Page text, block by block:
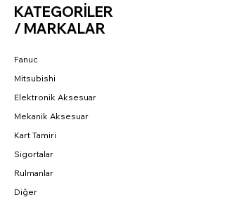
KATEGORİLER
/ MARKALAR
Fanuc
Mitsubishi
Elektronik Aksesuar
Mekanik Aksesuar
Kart Tamiri
Sigortalar
Rulmanlar
Diğer